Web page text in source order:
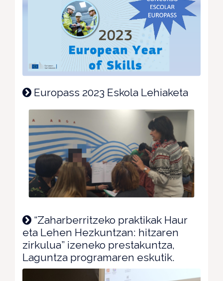
Europass 2023 Eskola Lehiaketa
“Zaharberritzeko praktikak Haur
eta Lehen Hezkuntzan: hitzaren
zirkulua” izeneko prestakuntza,
Laguntza programaren eskutik.